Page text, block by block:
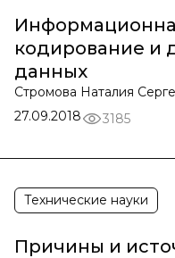
кодирование и
данных
Стромова Наталия
27.09.2018
3185
Технические науки
Причины и